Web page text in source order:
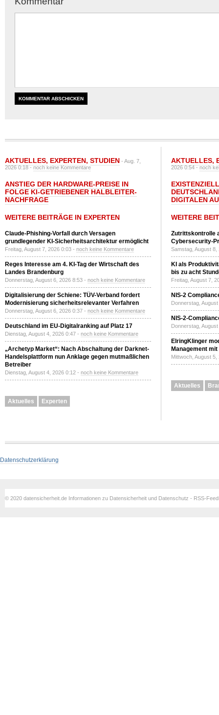
AKTUELLES, EXPERTEN, STUDIEN - Aug. 7,
2026 0:18 -noch keine Kommentare
ANSTIEG DER HARDWARE-PREISE IN
FOLGE KI-GETRIEBENER HALBLEITER-
NACHFRAGE
WEITERE BEITRÄGE IN EXPERTEN
Claude-Phishing-Vorfall durch Versagen
grundlegender KI-Sicherheitsarchitektur ermöglicht
Freitag, August 7, 2026 0:03 - noch keine Kommentare
Reges Interesse am 4. KI-Tag der Wirtschaft des
Landes Brandenburg
Donnerstag, August 6, 2026 8:53 - noch keine Kommentare
Digitalisierung der Schiene: TÜV-Verband fordert
Modernisierung sicherheitsrelevanter Verfahren
Donnerstag, August 6, 2026 0:37 - noch keine Kommentare
Deutschland im EU-Digitalranking auf Platz 17
Dienstag, August 4, 2026 0:47 - noch keine Kommentare
„Archetyp Market“: Nach Abschaltung der Darknet-
Handelsplattform nun Anklage gegen mutmaßlichen
Betreiber
Dienstag, August 4, 2026 0:12 - noch keine Kommentare
Aktuelles Experten
AKTUELLES,
2026 0:54 -noch
DIGITALEN
WEITERE
Zutrittskontrolle
Cybersecurity-
Samstag, August
KI als
bis zu acht
Freitag, August 7,
NIS-2
Donnerstag,
NIS-2-
Donnerstag,
ElringKlinger
Management
Mittwoch, August
Aktuelles
Datenschutzerklärung
© 2020 datensicherheit.de Informationen zu Datensicherheit und Datenschutz - RSS-